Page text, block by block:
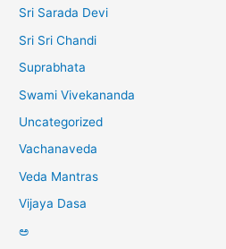
Sri Sarada Devi
Sri Sri Chandi
Suprabhata
Swami Vivekananda
Uncategorized
Vachanaveda
Veda Mantras
Vijaya Dasa
ಅ